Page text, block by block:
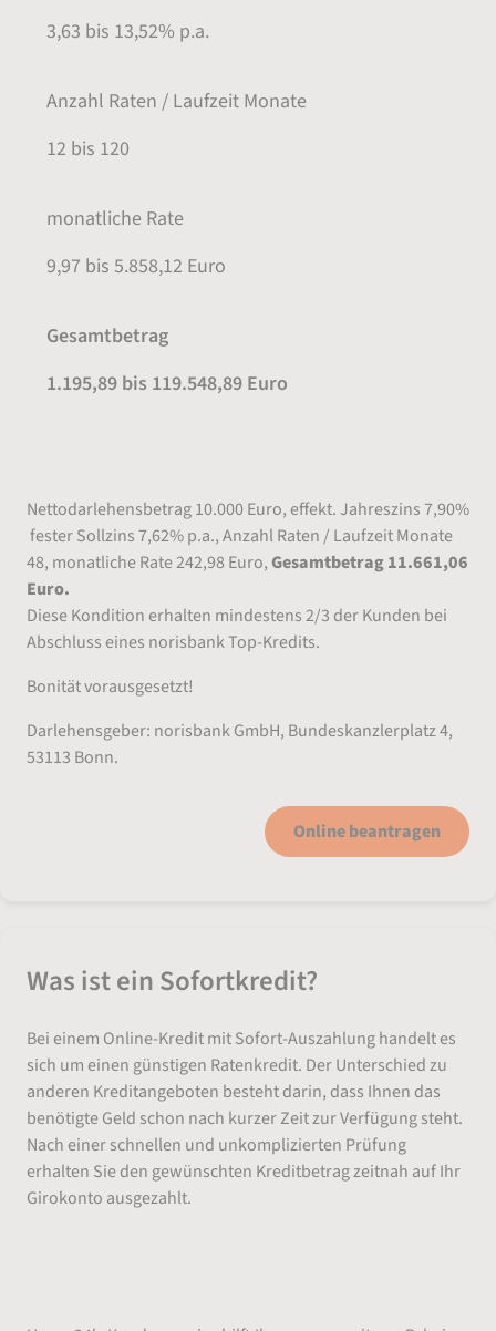
3,63 bis 13,52% p.a.
Anzahl Raten / Laufzeit Monate
12 bis 120
monatliche Rate
9,97 bis 5.858,12 Euro
Gesamtbetrag
1.195,89 bis 119.548,89 Euro
Nettodarlehensbetrag 10.000 Euro, effekt. Jahreszins 7,90%
fester Sollzins 7,62% p.a., Anzahl Raten / Laufzeit Monate
48, monatliche Rate 242,98 Euro,Gesamtbetrag 11.661,06
Euro.
Diese Kondition erhalten mindestens 2/3 der Kunden bei
Abschluss eines norisbank Top-Kredits.
Bonität vorausgesetzt!
Darlehensgeber: norisbank GmbH, Bundeskanzlerplatz 4,
53113 Bonn.
Online beantragen
Was ist ein Sofortkredit?
Bei einem Online-Kredit mit Sofort-Auszahlung handelt es
sich um einen günstigen Ratenkredit. Der Unterschied zu
anderen Kreditangeboten besteht darin, dass Ihnen das
benötigte Geld schon nach kurzer Zeit zur Verfügung steht.
Nach einer schnellen und unkomplizierten Prüfung
erhalten Sie den gewünschten Kreditbetrag zeitnah auf Ihr
Girokonto ausgezahlt.